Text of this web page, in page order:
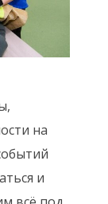
на
и